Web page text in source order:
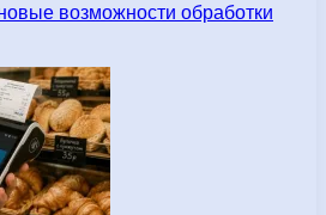
возможности обработки